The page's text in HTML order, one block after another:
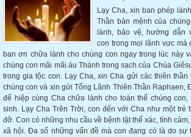
Lạy Cha, xin ban phép
Thần bản mệnh của
lành, bảo vệ, hướng dẫn
con trong mọi lãnh vực mà
ban ơn chữa lành cho chúng con ngay trong lúc này
chúng con mãi mãi.áu Thánh trong sạch của Chúa
trong gia tộc con. Lạy Cha, xin Cha gửi các thiên
chúng con và xin gửi Tổng Lãnh Thiên Thần Raphaen,
để hiệp cùng Cha chữa lành cho toàn thể chúng
sinh. Lạy Cha Trên Trời, con đến với Cha như một trẻ
đỡ. Con có những nhu cầu về bệnh tật thể xác, tình
xã hội. Đa số những vấn đề mà con đang có là do sự